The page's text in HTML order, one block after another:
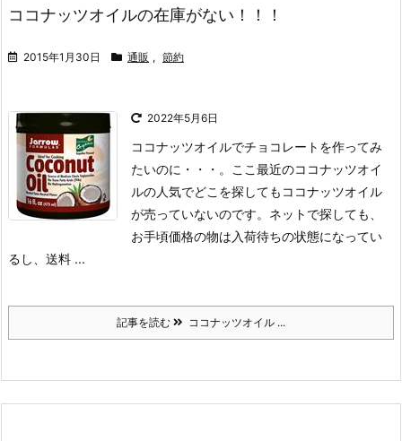
ココナッツオイルの在庫がない！！！
2015年1月30日 通販 , 節約
2022年5月6日
ココナッツオイルでチョコレートを作ってみ
たいのに・・・。
ここ最近のココナッツオイ
ルの人気でどこを探してもココナッツオイル
が売っていないのです。 ネットで探しても、
お手頃価格の物は入荷待ちの状態になってい
るし、送料 ...
記事を読む ココナッツオイル ...